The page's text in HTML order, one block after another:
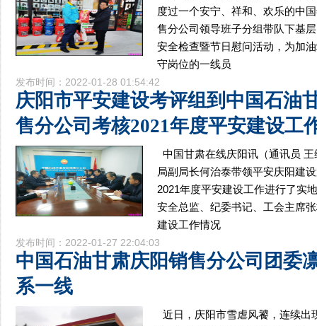
度过一个安宁、祥和、欢乐的中
售分公司领导班子分组带队下基
安全检查暨节日慰问活动，为加
守岗位的一线员
发布时间：2022-01-28 01:54:42
庆阳市平安建设考评组到中国石油
售分公司考核2021年度平安建设工
中国甘肃在线庆阳讯（通讯员
局副局长何治泰带领平安庆阳建
2021年度平安建设工作进行了实
安全总监、纪委书记、工会主席
建设工作情况
发布时间：2022-01-27 22:04:03
中国石油甘肃庆阳销售分公司团委
系一线
近日，庆阳市雪虐风饕，连续出